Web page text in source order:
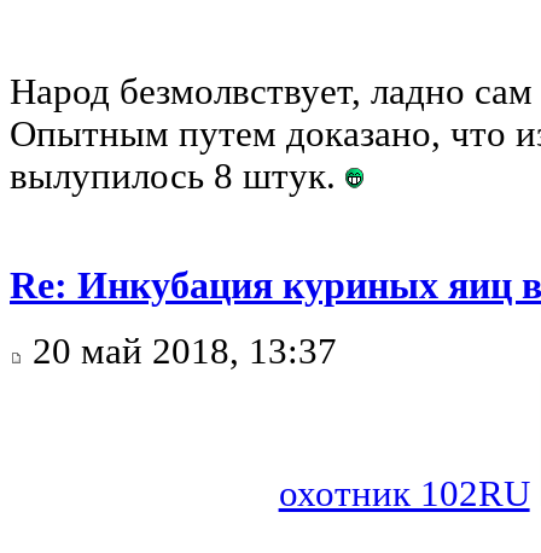
Народ безмолвствует, ладно
Опытным путем доказано, что
вылупилось 8 штук.
Re: Инкубация куриных яиц
20 май 2018, 13:37
охотник 102RU